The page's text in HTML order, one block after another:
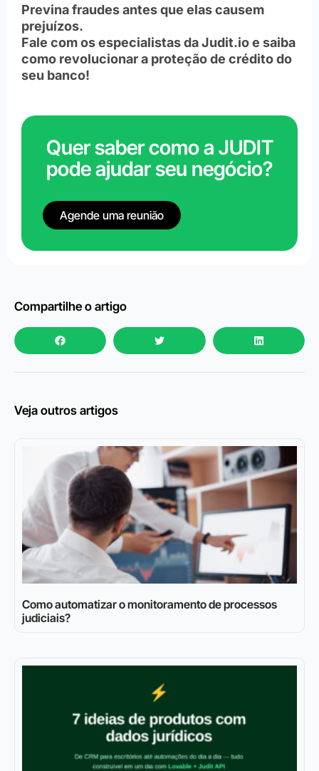
Previna fraudes antes que elas causem
prejuízos.
Fale com os especialistas da Judit.io e saiba
como revolucionar a proteção de crédito do
seu banco!
Quer saber como a JUDIT
pode ajudar seu negócio?
Agende uma reunião
Compartilhe o artigo
Veja outros artigos
Como automatizar o monitoramento de processos
judiciais?